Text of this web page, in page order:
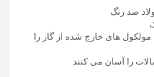
ضد زنگ
های خارج شده از گاز را
را آسان می کنند